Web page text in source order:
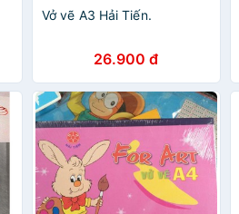
Vở vẽ A3 Hải Tiến.
26.900 đ